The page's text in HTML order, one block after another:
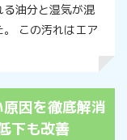
油分と湿気が混
この汚れはエア
因を徹底解消
下も改善